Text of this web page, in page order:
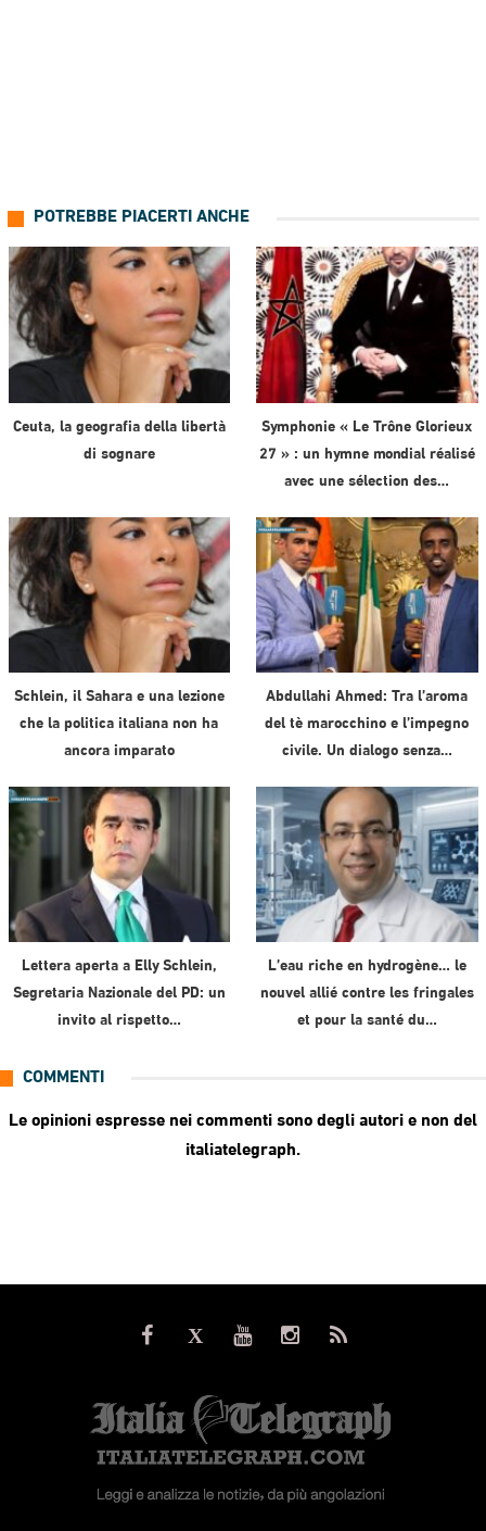
POTREBBE PIACERTI ANCHE
Ceuta, la geografia della libertà
di sognare
Symphonie « Le Trône Glorieux
27 » : un hymne mondial réalisé
avec une sélection des…
Schlein, il Sahara e una lezione
che la politica italiana non ha
ancora imparato
Abdullahi Ahmed: Tra l’aroma
del tè marocchino e l’impegno
civile. Un dialogo senza…
Lettera aperta a Elly Schlein,
Segretaria Nazionale del PD: un
invito al rispetto…
L’eau riche en hydrogène… le
nouvel allié contre les fringales
et pour la santé du…
COMMENTI
Le opinioni espresse nei commenti sono degli autori e non del
italiatelegraph.